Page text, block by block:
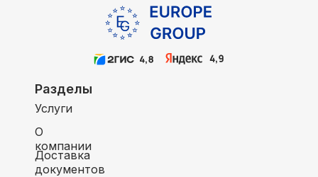
Разделы
Услуги
О
компании
Доставка
документов